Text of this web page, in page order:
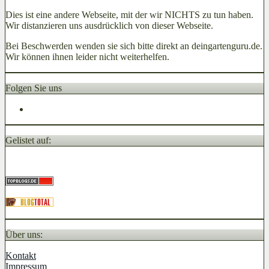
Dies ist eine andere Webseite, mit der wir NICHTS zu tun haben.
Wir distanzieren uns ausdrücklich von dieser Webseite.
Bei Beschwerden wenden sie sich bitte direkt an deingartenguru.de.
Wir können ihnen leider nicht weiterhelfen.
Folgen Sie uns
Gelistet auf:
Über uns:
Kontakt
Impressum